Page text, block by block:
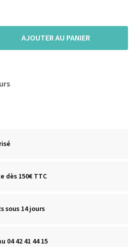
AJOUTER AU PANIER
dès 150€ TTC
sous 14 jours
04 42 41 44 15